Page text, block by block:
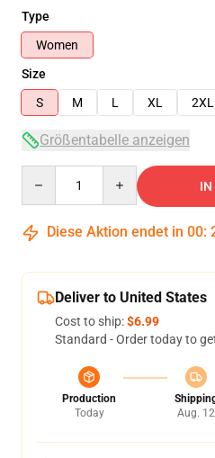
Type
Women
Size
S
M L XL 2XL
Größentabelle anzeigen
IN
Diese Aktion endet in 00:
Deliver to United States
Cost to ship:$6.99
Standard - Order today to
Production
Today
Aug. 12